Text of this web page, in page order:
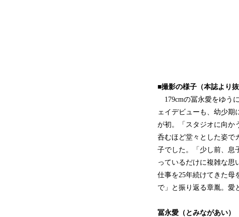
■撮影の様子（本誌より抜
179cmの冨永愛をゆう
ェイデビューも、幼少期
が初。「スタジオに向か
呑むほど堂々とした姿で
子でした。「少し前、息
っているだけに複雑な思
仕事を25年続けてきた母
で」と振り返る章胤。愛
冨永愛（とみながあい）